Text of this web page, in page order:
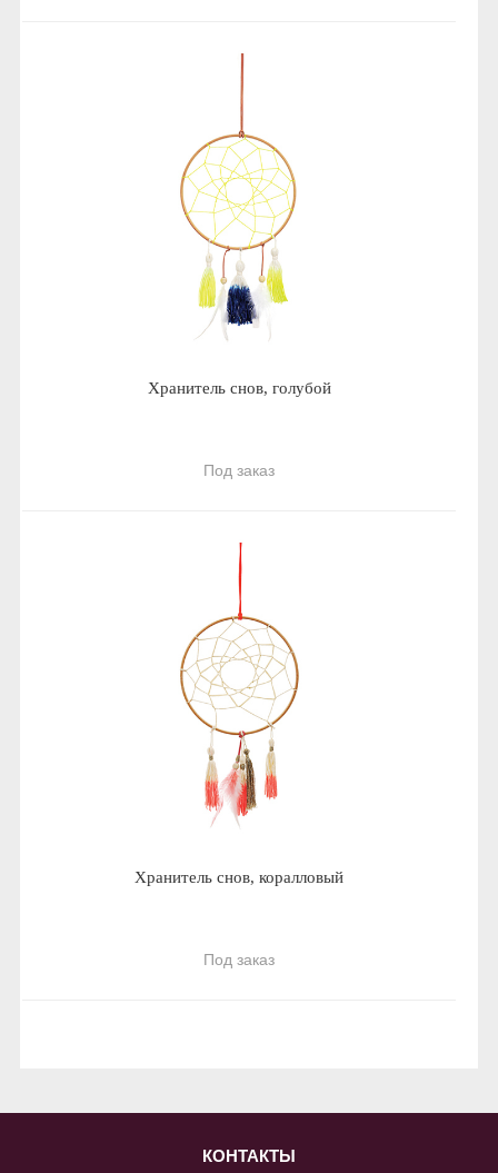
Хранитель снов, голубой
Под заказ
Хранитель снов, коралловый
Под заказ
КОНТАКТЫ